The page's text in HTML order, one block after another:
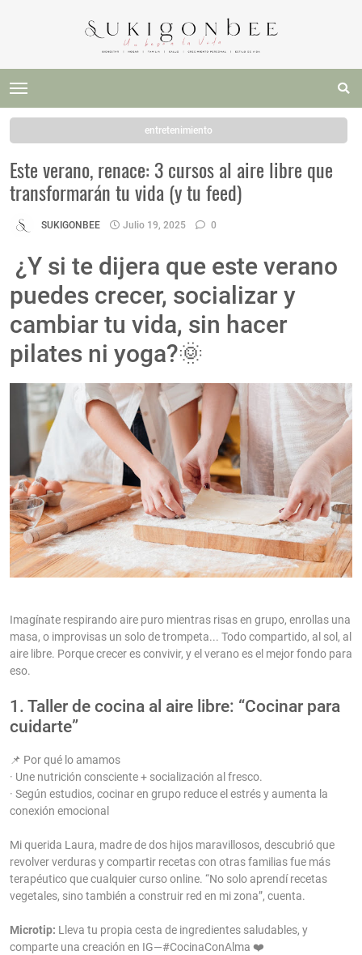
entretenimiento
Este verano, renace: 3 cursos al aire libre que
transformarán tu vida (y tu feed)
SUKIGONBEE Julio 19, 2025 0
¿Y si te dijera que este verano
puedes crecer, socializar y
cambiar tu vida, sin hacer
pilates ni yoga?🌞
Imagínate respirando aire puro mientras risas en grupo, enrollas una
masa, o improvisas un solo de trompeta... Todo compartido, al sol, al
aire libre. Porque crecer es convivir, y el verano es el mejor fondo para
eso.
1. Taller de cocina al aire libre: “Cocinar para
cuidarte”
📌 Por qué lo amamos
· Une nutrición consciente + socialización al fresco.
· Según estudios, cocinar en grupo reduce el estrés y aumenta la
conexión emocional
Mi querida Laura, madre de dos hijos maravillosos, descubrió que
revolver verduras y compartir recetas con otras familias fue más
terapéutico que cualquier curso online. “No solo aprendí recetas
vegetales, sino también a construir red en mi zona”, cuenta.
Microtip: Lleva tu propia cesta de ingredientes saludables, y
comparte una creación en IG—#CocinaConAlma ❤️